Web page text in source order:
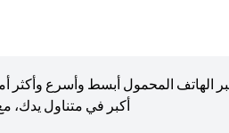
المحمول أبسط وأسرع وأكثر
أكبر في متناول